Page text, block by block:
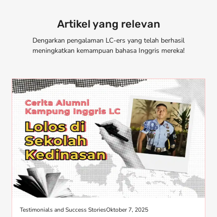
Artikel yang relevan
Dengarkan pengalaman LC-ers yang telah berhasil
meningkatkan kemampuan bahasa Inggris mereka!
Testimonials and Success StoriesOktober 7, 2025